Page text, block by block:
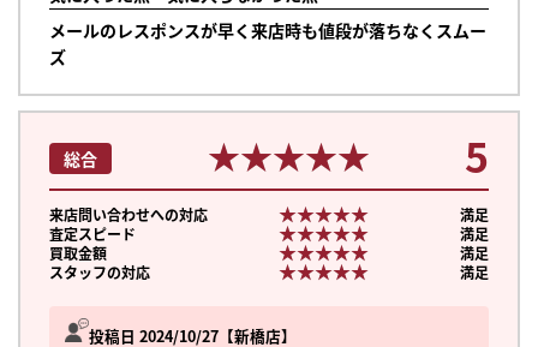
メールのレスポンスが早く来店時も値段が落ちなくスムー
ズ
投稿日 2024/10/27 新橋店
総合 ★★★★★
★★★★★ 5
来店問い合わせへの対応 ★★★★★
★★★★★
満足
査定スピード
★★★★★
★★★★★
満足
買取金額
★★★★★
★★★★★
満足
スタッフの対応
★★★★★
★★★★★ 満足